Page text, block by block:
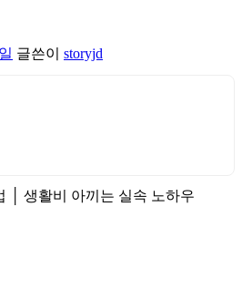
글쓴이 storyjd